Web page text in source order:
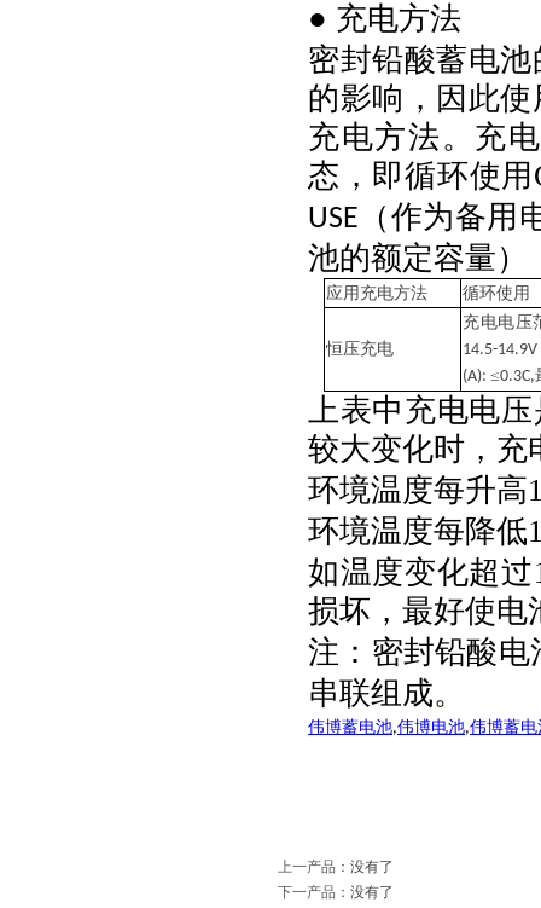
● 充电方法
密封铅酸蓄电
的影响，因此
充电方法。充
态，即循环使用
USE （作为备
池的额定容量）
应用充电方法 循环使用
恒压充电
充电电压
14.5-14.9V
(A):≤0.3C,
上表中充电电
较大变化时，充
环境温度每升高
环境温度每降低
如温度变化超过
损坏，最好使电
注：密封铅酸
串联组成。
伟博蓄电池,伟博电池,伟博蓄
上一产品 ：没有了
下一产品 ：没有了